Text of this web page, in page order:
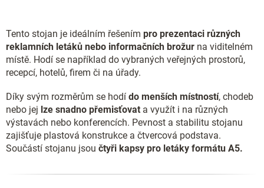
Tento stojan je ideálním řešením pro prezentaci různých
reklamních letáků nebo informačních brožur na viditelném
místě. Hodí se například do vybraných veřejných prostorů,
recepcí, hotelů, firem či na úřady.
Díky svým rozměrům se hodí do menších místností, chodeb
nebo jej lze snadno přemisťovat a využít i na různých
výstavách nebo konferencích. Pevnost a stabilitu stojanu
zajišťuje plastová konstrukce a čtvercová podstava.
Součástí stojanu jsou čtyři kapsy pro letáky formátu A5.